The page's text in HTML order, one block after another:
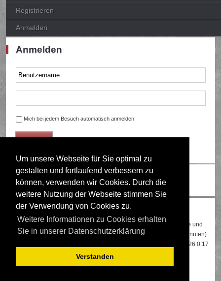
Um unsere Webseite für Sie optimal zu
gestalten und fortlaufend verbessern zu
können, verwenden wir Cookies. Durch die
weitere Nutzung der Webseite stimmen Sie
der Verwendung von Cookies zu.
Weitere Informationen zu Cookies erhalten
Sie in unserer Datenschutzerklärung
Verstanden
Registrieren
Anmelden
Anmelden
Mich bei jedem Besuch automatisch anmelden
Ändere Schriftgröße
Wer ist online?
Insgesamt sind439Besucher online: 1 registrierter, 0 unsichtbare und
438 Gäste (basierend auf den aktiven Besuchern der letzten 5 Minuten)
Besuchern, die am 13.04.2026 0:17
gleichzeitig online waren.